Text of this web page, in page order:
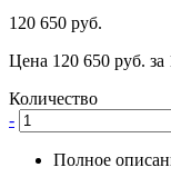
120 650 руб.
Цена 120 650 руб. за
Количество
-
Полное